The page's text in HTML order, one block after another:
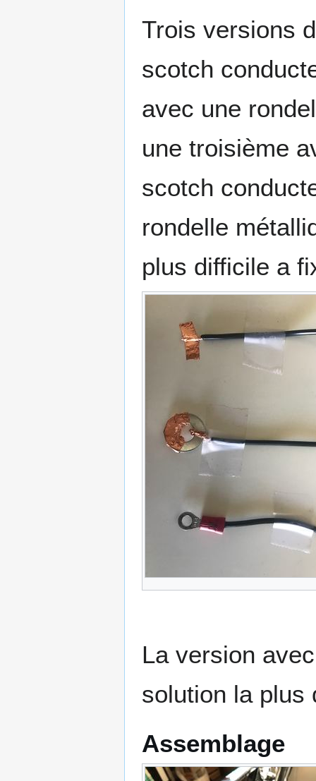
Trois versions
scotch
avec une
une troisième
scotch
rondelle
plus difficile a
La version
solution la plus
Assemblage